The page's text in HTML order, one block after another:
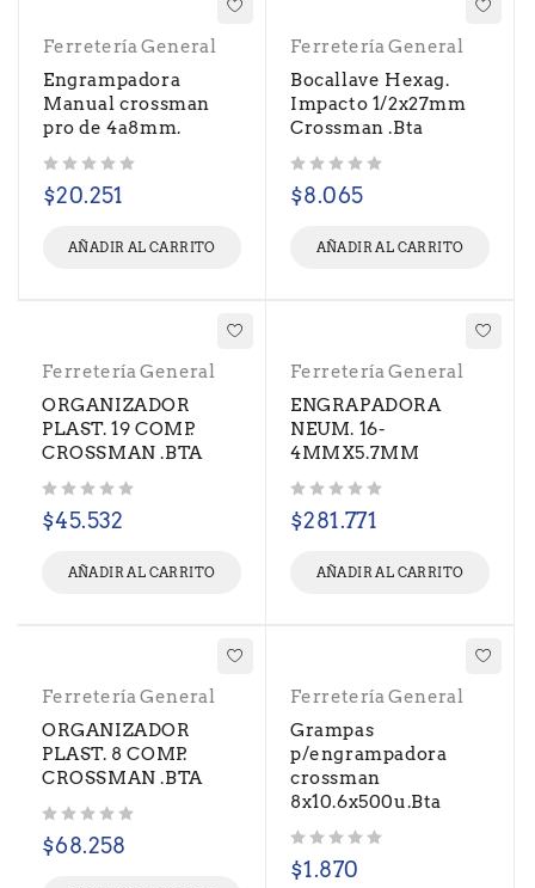
Ferretería General
Engrampadora
Manual crossman
pro de 4a8mm.
$20.251
AÑADIR AL CARRITO
Ferretería General
Bocallave Hexag.
Impacto 1/2x27mm
Crossman .Bta
$8.065
AÑADIR AL CARRITO
Ferretería General
ORGANIZADOR
PLAST. 19 COMP.
CROSSMAN .BTA
$45.532
AÑADIR AL CARRITO
Ferretería General
ENGRAPADORA
NEUM. 16-
4MMX5.7MM
$281.771
AÑADIR AL CARRITO
Ferretería General
ORGANIZADOR
PLAST. 8 COMP.
CROSSMAN .BTA
$68.258
Ferretería General
Grampas
p/engrampadora
crossman
8x10.6x500u.Bta
$1.870